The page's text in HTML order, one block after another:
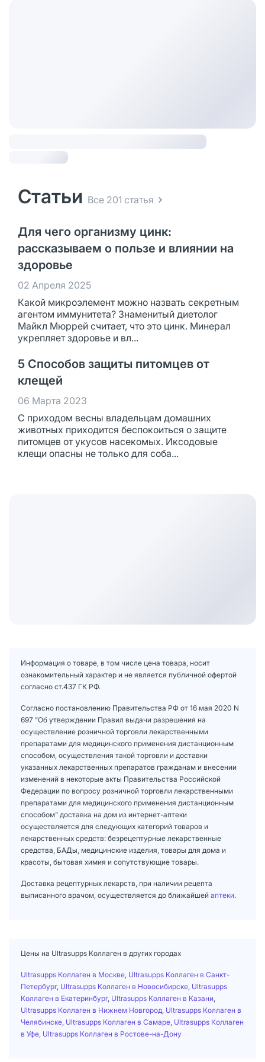
Статьи Все 201 статья
Для чего организму цинк:
рассказываем о пользе и влиянии на
здоровье
02 Апреля 2025
Какой микроэлемент можно назвать секретным
агентом иммунитета? Знаменитый диетолог
Майкл Мюррей считает, что это цинк. Минерал
укрепляет здоровье и вл...
5 Способов защиты питомцев от
клещей
06 Марта 2023
С приходом весны владельцам домашних
животных приходится беспокоиться о защите
питомцев от укусов насекомых. Иксодовые
клещи опасны не только для соба...
Информация о товаре, в том числе цена товара, носит
ознакомительный характер и не является публичной офертой
согласно ст.437 ГК РФ.
Согласно постановлению Правительства РФ от 16 мая 2020 N
697 "Об утверждении Правил выдачи разрешения на
осуществление розничной торговли лекарственными
препаратами для медицинского применения дистанционным
способом, осуществления такой торговли и доставки
указанных лекарственных препаратов гражданам и внесении
изменений в некоторые акты Правительства Российской
Федерации по вопросу розничной торговли лекарственными
препаратами для медицинского применения дистанционным
способом" доставка на дом из интернет-аптеки
осуществляется для следующих категорий товаров и
лекарственных средств: безрецептурные лекарственные
средства, БАДы, медицинские изделия, товары для дома и
красоты, бытовая химия и сопутствующие товары.
Доставка рецептурных лекарств, при наличии рецепта
выписанного врачом, осуществляется до ближайшей аптеки.
Цены на Ultrasupps Коллаген в других городах
Ultrasupps Коллаген в Москве Ultrasupps Коллаген в Санкт-
Петербург, Ultrasupps Коллаген в Новосибирске Ultrasupps
Коллаген в Екатеринбург, Ultrasupps Коллаген в Казани
Ultrasupps Коллаген в Нижнем Новгород Ultrasupps Коллаген в
Челябинске Ultrasupps Коллаген в Самаре Ultrasupps Коллаген
в Уфе Ultrasupps Коллаген в Ростове-на-Дону